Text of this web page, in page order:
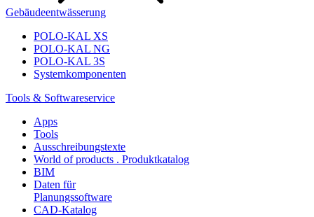
Gebäudeentwässerung
POLO-KAL XS
POLO-KAL NG
POLO-KAL 3S
Systemkomponenten
Tools & Softwareservice
Apps
Tools
Ausschreibungstexte
World of products . Produktkatalog
BIM
Daten für
Planungssoftware
CAD-Katalog